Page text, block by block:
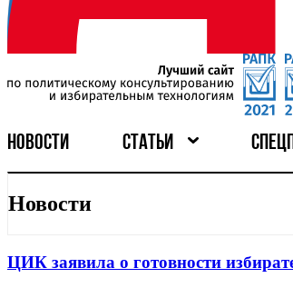
НОВОСТИ СТАТЬИ
Новости
ЦИК заявила о готовности